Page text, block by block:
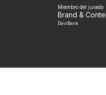
Miembro del jurado
Brand &
DaviBank